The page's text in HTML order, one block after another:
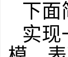
下面
实现